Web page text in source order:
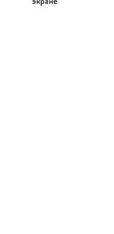
экране